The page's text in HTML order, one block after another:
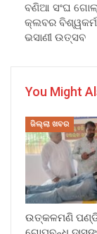
ବଣିଆ ସଂଘ
କ୍ଲବର
ଭସାଣୀ ଉତ୍ସବ
You Might
ଜିଲ୍ଲା ଖବର
ଉତ୍କଳମଣି